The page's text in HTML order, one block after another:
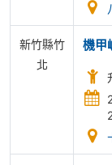
新竹縣竹
北
機甲